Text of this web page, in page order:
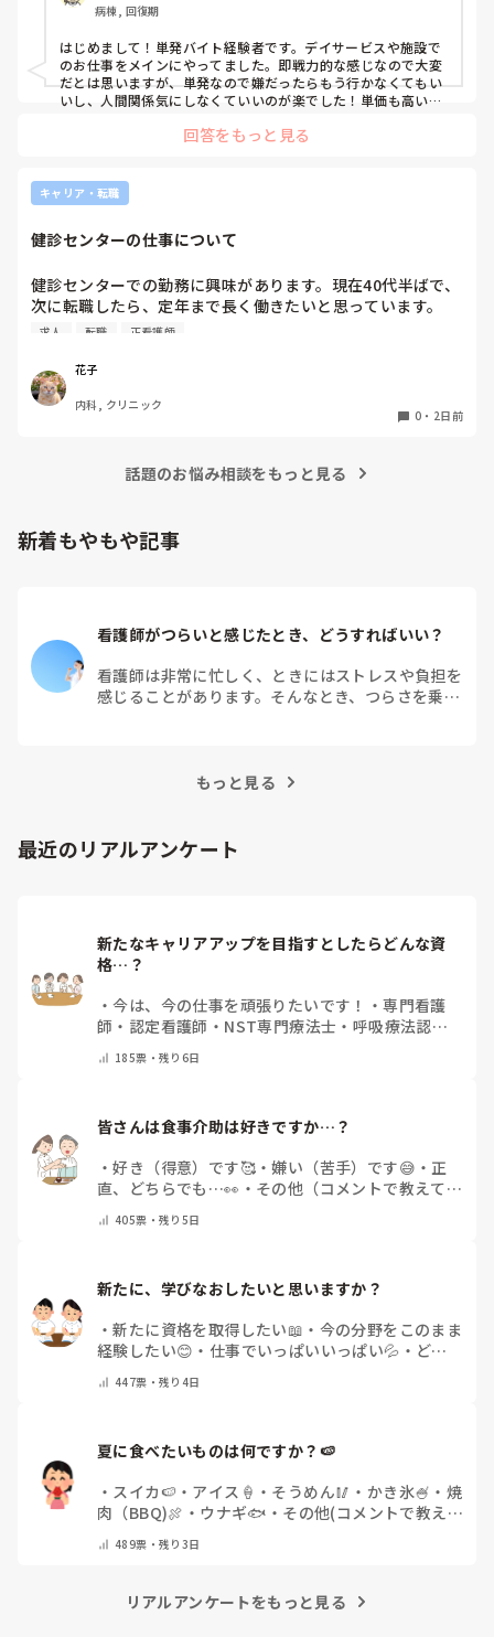
病棟, 回復期
はじめまして！単発バイト経験者です。デイサービスや施設で
のお仕事をメインにやってました。即戦力的な感じなので大変
だとは思いますが、単発なので嫌だったらもう行かなくてもい
いし、人間関係気にしなくていいのが楽でした！単価も高いで
にちに空きがあるか分からないのでそこは難点ですかね。
回答をもっと見る
キャリア・転職
健診センターの仕事について
健診センターでの勤務に興味があります。現在40代半ばで、
次に転職したら、定年まで長く働きたいと思っています。
健診センターは比較的人気があるので、あまり空きがないと
実際、健診センターでの仕事内容は、楽なのでしょうか？ま
た、大変なことは何ですか？
求人 転職 正看護師
花子
内科, クリニック
0 ・ 2日前
話題のお悩み相談をもっと見る
新着もやもや記事
看護師がつらいと感じたとき、どうすればいい？
看護師は非常に忙しく、ときにはストレスや負担を
感じることがあります。そんなとき、つらさを乗り
もっと見る
最近のリアルアンケート
新たなキャリアアップを目指すとしたらどんな資
格…？
・今は、今の仕事を頑張りたいです！ ・専門看護
師 ・ 認定看護師 ・ NST専門療法士 ・ 呼吸療法認定
内視鏡技師・その他(コメントで教えて下さい)
185票・残り6日
皆さんは食事介助は好きですか…？
・好き（得意）です🥰・嫌い（苦手）です😅 ・ 正
直、どちらでも…👀 ・ その他（コメントで教えてく
405票・残り5日
新たに、学びなおしたいと思いますか？
・新たに資格を取得したい📖 ・ 今の分野をこのまま
経験したい😊 ・ 仕事でいっぱいいっぱい💦 ・ どん
教えてください）
447票・残り4日
夏に食べたいものは何ですか？🍉
・ スイカ🍉 ・ アイス🍦 ・ そうめん🥢 ・ かき氷🍧 ・ 焼
肉（BBQ)🍖 ・ ウナギ🐟 ・ その他(コメントで教え
489票・残り3日
リアルアンケートをもっと見る